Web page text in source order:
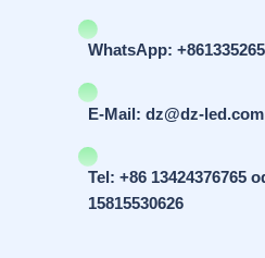
WhatsApp:
E-Mail: dz@dz-led.com
Tel: +86 13424376765
15815530626